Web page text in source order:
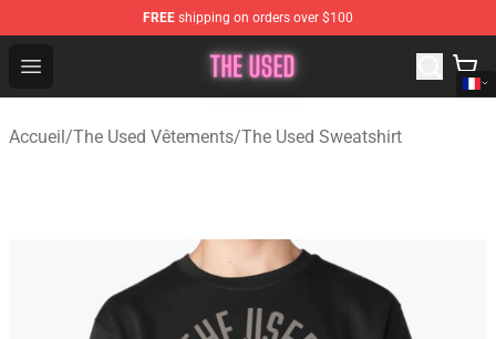
FREE shipping on orders over $100
Open menu
The Used Store - Official The Used Merchandise Shop
Accueil/The Used Vêtements/The Used Sweatshirt